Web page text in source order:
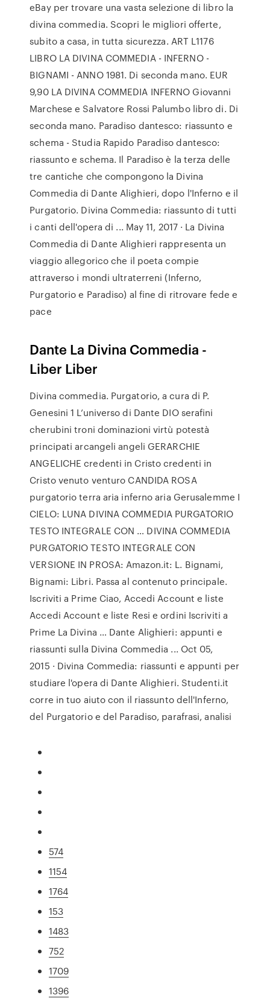
eBay per trovare una vasta selezione di libro la
divina commedia. Scopri le migliori offerte,
subito a casa, in tutta sicurezza. ART L1176
LIBRO LA DIVINA COMMEDIA - INFERNO -
BIGNAMI - ANNO 1981. Di seconda mano. EUR
9,90 LA DIVINA COMMEDIA INFERNO Giovanni
Marchese e Salvatore Rossi Palumbo libro di. Di
seconda mano. Paradiso dantesco: riassunto e
schema - Studia Rapido Paradiso dantesco:
riassunto e schema. Il Paradiso è la terza delle
tre cantiche che compongono la Divina
Commedia di Dante Alighieri, dopo l'Inferno e il
Purgatorio. Divina Commedia: riassunto di tutti
i canti dell'opera di ... May 11, 2017 · La Divina
Commedia di Dante Alighieri rappresenta un
viaggio allegorico che il poeta compie
attraverso i mondi ultraterreni (Inferno,
Purgatorio e Paradiso) al fine di ritrovare fede e
pace
Dante La Divina Commedia -
Liber Liber
Divina commedia. Purgatorio, a cura di P.
Genesini 1 L’universo di Dante DIO serafini
cherubini troni dominazioni virtù potestà
principati arcangeli angeli GERARCHIE
ANGELICHE credenti in Cristo credenti in
Cristo venuto venturo CANDIDA ROSA
purgatorio terra aria inferno aria Gerusalemme I
CIELO: LUNA DIVINA COMMEDIA PURGATORIO
TESTO INTEGRALE CON … DIVINA COMMEDIA
PURGATORIO TESTO INTEGRALE CON
VERSIONE IN PROSA: Amazon.it: L. Bignami,
Bignami: Libri. Passa al contenuto principale.
Iscriviti a Prime Ciao, Accedi Account e liste
Accedi Account e liste Resi e ordini Iscriviti a
Prime La Divina … Dante Alighieri: appunti e
riassunti sulla Divina Commedia ... Oct 05,
2015 · Divina Commedia: riassunti e appunti per
studiare l'opera di Dante Alighieri. Studenti.it
corre in tuo aiuto con il riassunto dell'Inferno,
del Purgatorio e del Paradiso, parafrasi, analisi
574
1154
1764
153
1483
752
1709
1396